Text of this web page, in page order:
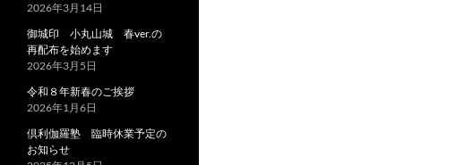
2026年3月14日
御城印 小丸山城 春ver.の
再配布を始めます
2026年3月5日
令和８年新春のご挨拶
2026年1月6日
倶利伽羅塾 臨時休業予定の
お知らせ